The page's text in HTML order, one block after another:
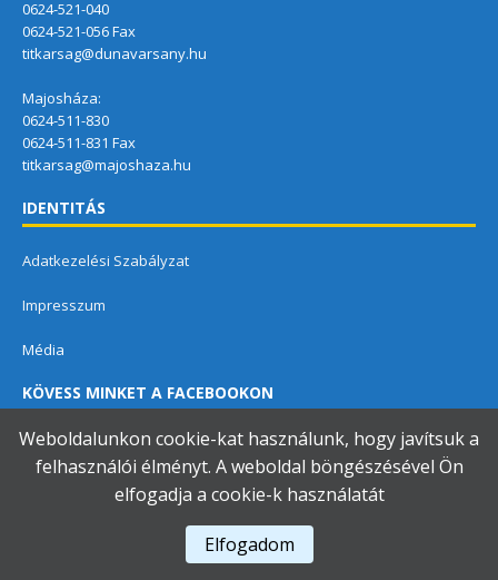
0624-521-040
0624-521-056 Fax
titkarsag@dunavarsany.hu
Majosháza:
0624-511-830
0624-511-831 Fax
titkarsag@majoshaza.hu
IDENTITÁS
Adatkezelési Szabályzat
Impresszum
Média
KÖVESS MINKET A FACEBOOKON
Dunavarsányi Közös Önkormányzati Hivatal
Weboldalunkon cookie-kat használunk, hogy javítsuk a
felhasználói élményt. A weboldal böngészésével Ön
elfogadja a cookie-k használatát
Elfogadom